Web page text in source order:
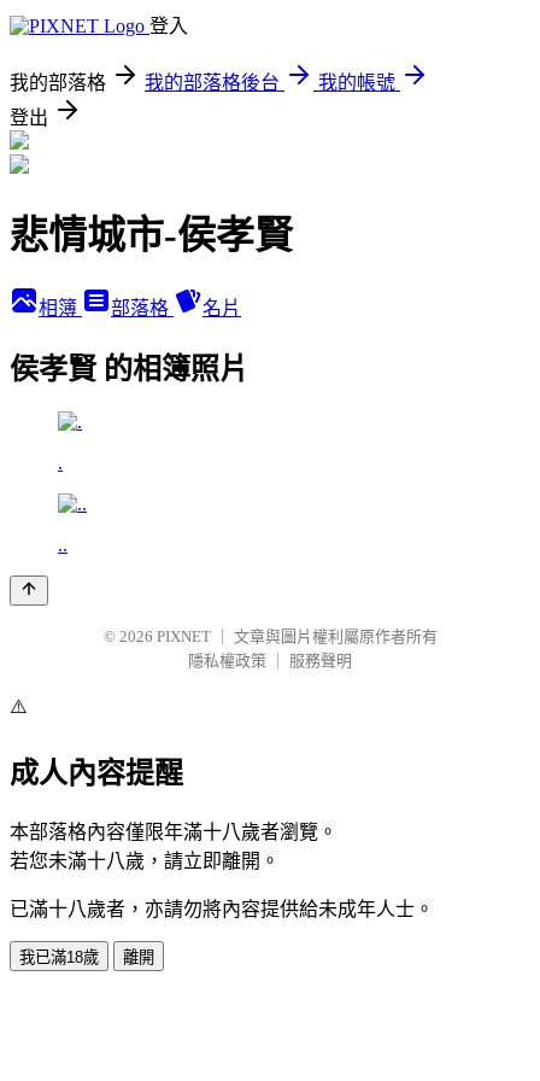
登入
我的部落格 我的部落格後台
我的帳號
登出
悲情城市-侯孝賢
相簿 部落格 名片
侯孝賢 的相簿照片
.
..
© 2026 PIXNET
文章與圖片權利屬原作者所有
隱私權政策
服務聲明
⚠️
成人內容提醒
本部落格內容僅限年滿十八歲者瀏覽。
若您未滿十八歲，請立即離開。
已滿十八歲者，亦請勿將內容提供給未成年人士。
我已滿18歲 離開